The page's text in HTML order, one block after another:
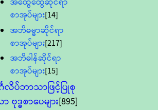
စာအုပ်များ[14]
အဘိဓမ္မာဆိုင်ရာ
စာအုပ်များ[217]
အဘိဓါန်ဆိုင်ရာ
စာအုပ်များ[15]
လိပ်ဘာသာဖြင့်ပြုစု
ဗုဒ္ဓစာပေများ[895]